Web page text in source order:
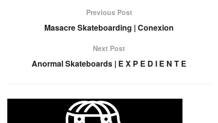
Previous Post
Masacre Skateboarding | Conexion
Next Post
Anormal Skateboards | E X P E D I E N T E